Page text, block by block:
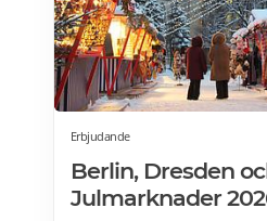
Erbjudande
Berlin, Dresden
Julmarknader